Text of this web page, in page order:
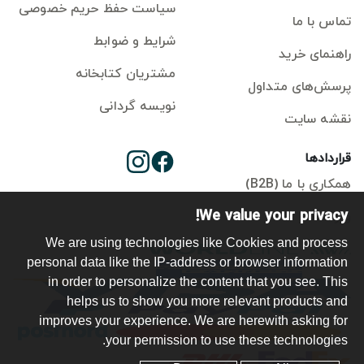
تماس با ما
راهنمای خرید
پرسش‌های متداول
نقشه سایت
سیاست حفظ حریم خصوصی
شرایط و ضوابط
مشتریان کتابخانه
نویسه گردانی
قراردادها
همکاری با ما (B2B)
ورود ناشر
We value your privacy!
We are using technologies like Cookies and process
personal data like the IP-address or browser information
in order to personalize the content that you see. This
helps us to show you more relevant products and
improves your experience. We are herewith asking for
your permission to use these technologies.